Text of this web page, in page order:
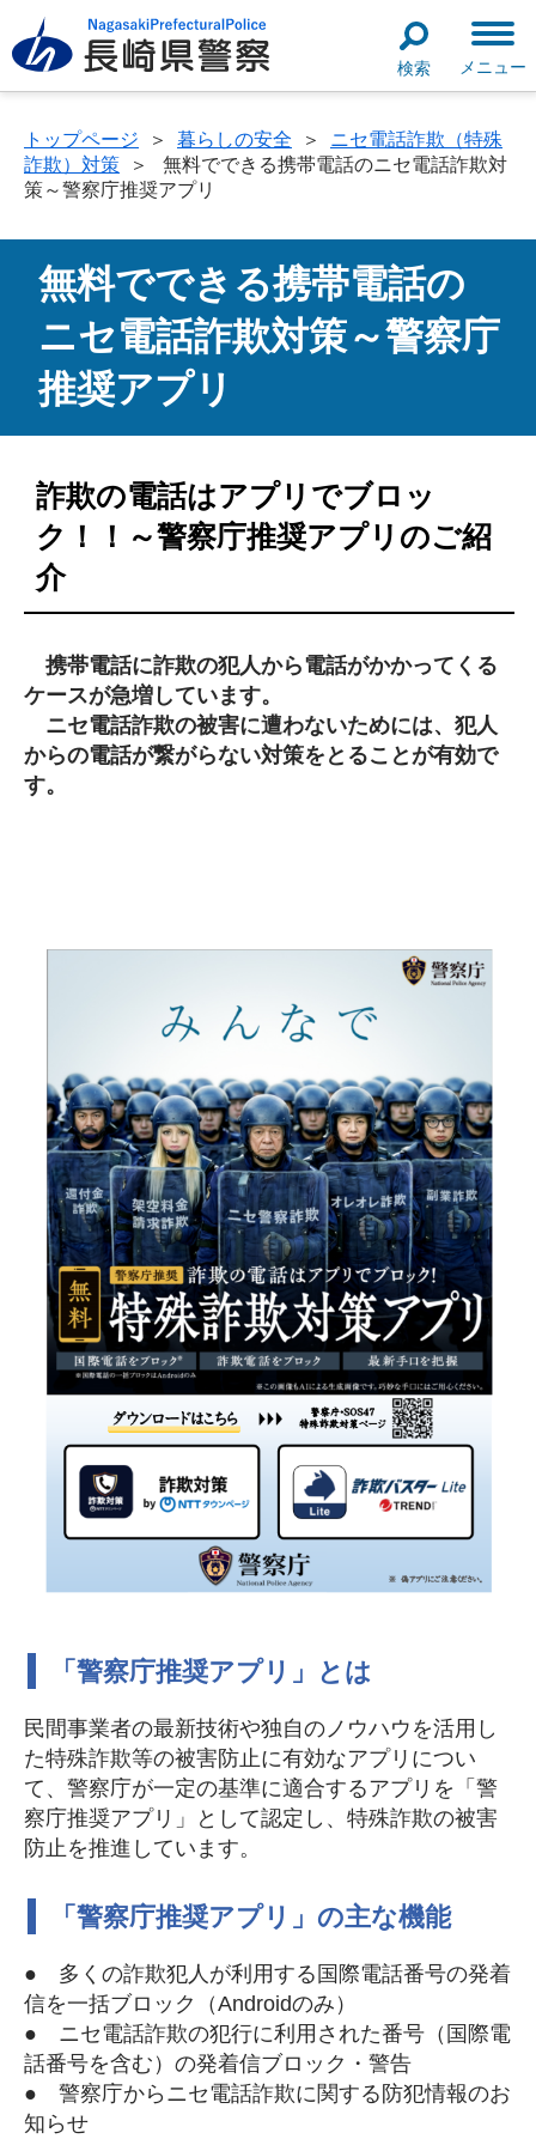
検索 メニュー
トップページ ＞ 暮らしの安全 ＞
ニセ電話詐欺（特殊
詐欺）対策
＞
無料でできる携帯電話のニセ電話詐欺対
策～警察庁推奨アプリ
無料でできる携帯電話の
ニセ電話詐欺対策～警察庁
推奨アプリ
詐欺の電話はアプリでブロッ
ク！！～警察庁推奨アプリのご紹
介
携帯電話に詐欺の犯人から電話がかかってくる
ケースが急増しています。
ニセ電話詐欺の被害に遭わないためには、犯人
からの電話が繋がらない対策をとることが有効で
す。
「警察庁推奨アプリ」とは
民間事業者の最新技術や独自のノウハウを活用し
た特殊詐欺等の被害防止に有効なアプリについ
て、警察庁が一定の基準に適合するアプリを「警
察庁推奨アプリ」として認定し、特殊詐欺の被害
防止を推進しています。
「警察庁推奨アプリ」の主な機能
● 多くの詐欺犯人が利用する国際電話番号の発着
信を一括ブロック（Androidのみ）
● ニセ電話詐欺の犯行に利用された番号（国際電
話番号を含む）の発着信ブロック・警告
● 警察庁からニセ電話詐欺に関する防犯情報のお
知らせ